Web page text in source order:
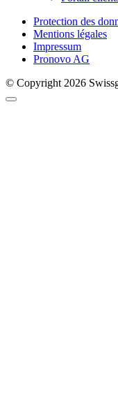
Protection des
Mentions légales
Impressum
Pronovo AG
© Copyright 2026